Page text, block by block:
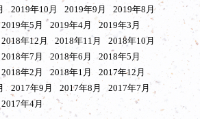
2019年10月 2019年9月
2019年8月
2019年5月 2019年4月
2019年3月
2018年12月 2018年11月
2018年10月
2018年7月 2018年6月
2018年5月
2018年2月 2018年1月
2017年12月
2017年9月 2017年8月
2017年7月
2017年4月